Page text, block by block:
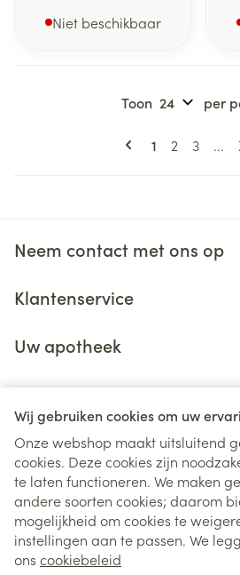
Wij gebruiken cookies om uw
Onze webshop maakt uitsluitend
cookies. Deze cookies zijn
te laten functioneren. We maken
andere soorten cookies; daarom
mogelijkheid om cookies te
instellingen aan te passen. We
ons cookiebeleid
Niet beschikbaar
U lees
1 Pagina
2 Pagina
3 ...
Toon per
Neem contact met ons op
Klantenservice
Uw apotheek
Juridische links